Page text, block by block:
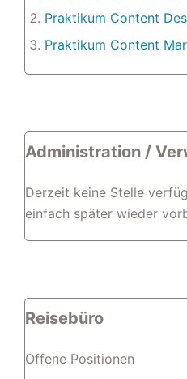
Praktikum Content
Praktikum Content
Administration /
Derzeit keine Stelle
einfach später wieder
Reisebüro
Offene Positionen